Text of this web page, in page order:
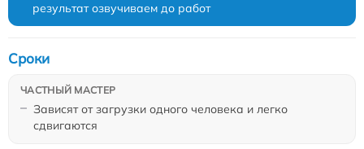
результат озвучиваем до работ
Зависят от загрузки одного человека и легко
сдвигаются
Сроки